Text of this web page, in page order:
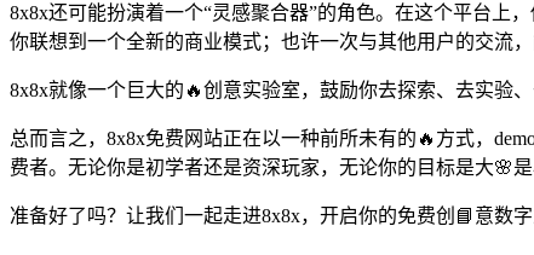
8x8x还可能扮演着一个“灵感聚合器”的角色。在这个平台上
你联想到一个全新的商业模式；也许一次与其他用户的交流
8x8x就像一个巨大的🔥创意实验室，鼓励你去探索、去实验
总而言之，8x8x免费网站正在以一种前所未有的🔥方式，
费者。无论你是初学者还是资深玩家，无论你的目标是大🌸
准备好了吗？让我们一起走进8x8x，开启你的免费创📘意数字